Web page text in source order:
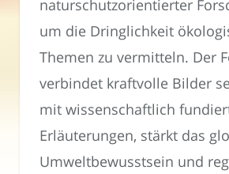
naturschutzorientierter
um die Dringlichkeit
Themen zu vermitteln. Der
verbindet kraftvolle Bilder
mit wissenschaftlich
Erläuterungen, stärkt das
Umweltbewusstsein und